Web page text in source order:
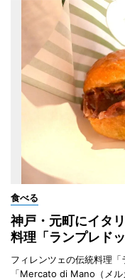
食べる
神戸・元町にイタ
料理「ランプレド
フィレンツェの伝統料理
「Mercato di Mano（メ